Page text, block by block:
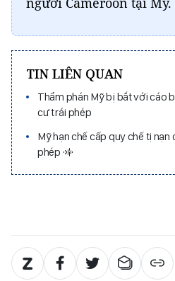
TIN LIÊN QUAN
Thẩm phán Mỹ bị bắt với cáo
cư trái phép
Mỹ hạn chế cấp quy chế tị
phép